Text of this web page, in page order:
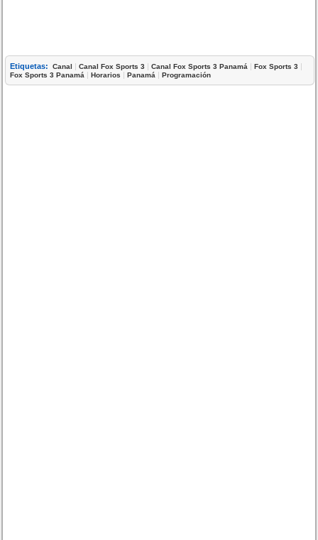
Etiquetas: Canal |Canal Fox Sports 3 |Canal Fox Sports 3 Panamá |Fox Sports 3 |
Fox Sports 3 Panamá |Horarios |Panamá |Programación